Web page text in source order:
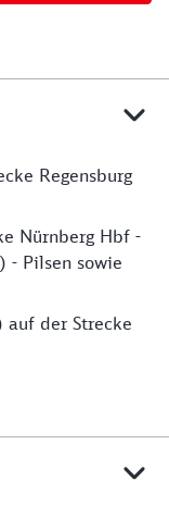
Regensburg
Nürnberg Hbf -
- Pilsen sowie
auf der Strecke